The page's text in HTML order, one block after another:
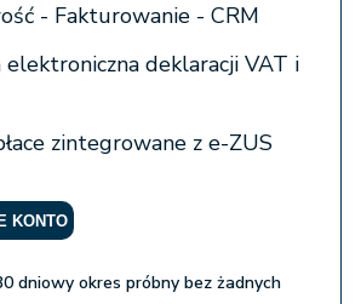
- Fakturowanie - CRM
elektroniczna deklaracji VAT i
zintegrowane z e-ZUS
KONTO
dniowy okres próbny bez żadnych